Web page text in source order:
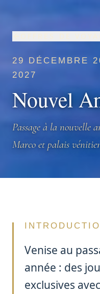
29 DÉCEMBRE
2027
Nouvel
Passage à la nouvelle
Marco et palais
Venise au
année : des
exclusives